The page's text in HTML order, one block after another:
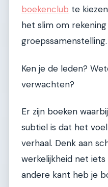
boekenclub te
het slim om
groepssamenstelling.
Ken je de leden?
verwachten?
Er zijn boeken
subtiel is dat het
verhaal. Denk aan
werkelijkheid net
andere kant heb je